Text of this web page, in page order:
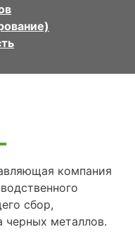
компания
сбор,
черных металлов.